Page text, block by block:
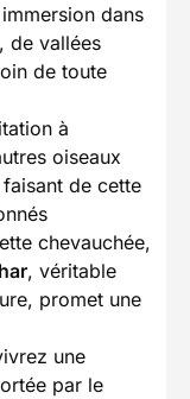
dans
, de vallées
de toute
à
oiseaux
de cette
chevauchée,
, véritable
promet une
une
par le